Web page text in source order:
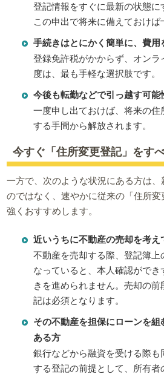
登記情報をすぐに最新の状態に
この申出で将来に備えておけば
手続きはとにかく簡単に、費
登録免許税がかからず、オン
度は、最も手軽な選択肢です。
今後も転勤などで引っ越す可能
一度申し出ておけば、将来の
する手間から解放されます。
今すぐ「住所変更登記」をす
一方で、次のような状況にある方は
のではなく、速やかに従来の「住所
強くおすすめします。
近いうちに不動産の売却を考え
不動産を売却する際、登記簿
なっていると、本人確認がで
きを進められません。売却の
記は必須となります。
その不動産を担保にローンを
ある方
銀行などから融資を受ける際
する登記の前提として、所有